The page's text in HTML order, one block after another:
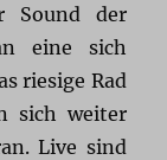
Sound der
eine sich
riesige Rad
sich weiter
Live sind